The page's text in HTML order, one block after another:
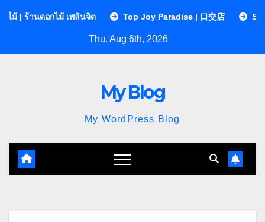
เพลินจิต Top Joy Paradise | 口交店 Sequences
Thu. Aug 6th, 2026
My Blog
My WordPress Blog